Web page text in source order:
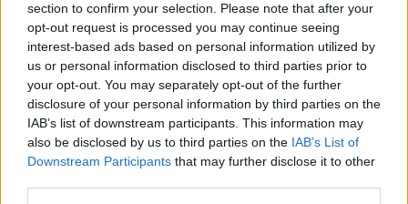
section to confirm your selection. Please note that after your
opt-out request is processed you may continue seeing
interest-based ads based on personal information utilized by
us or personal information disclosed to third parties prior to
your opt-out. You may separately opt-out of the further
disclosure of your personal information by third parties on the
IAB’s list of downstream participants. This information may
also be disclosed by us to third parties on the IAB’s List of
Downstream Participants that may further disclose it to other
ΥΓΕΙΑ